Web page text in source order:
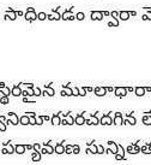
సాధించడం ద్వారా